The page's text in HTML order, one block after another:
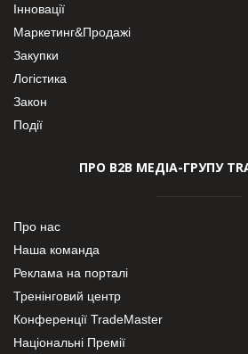
Інновації
Маркетинг&Продажі
Закупки
Логістика
Закон
Події
ПРО В2В МЕДІА-ГРУПУ
Про нас
Наша команда
Реклама на порталі
Тренінговий центр
Конференції TradeMaster
Національні Премії